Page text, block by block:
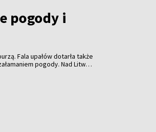
pogody i
Fala upałów dotarła także
pogody. Nad Litwą